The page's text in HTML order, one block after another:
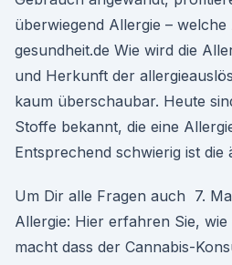
überwiegend Allergie – welche
gesundheit.de Wie wird die
und Herkunft der
kaum überschaubar. Heute
Stoffe bekannt, die eine
Entsprechend schwierig ist die
Um Dir alle Fragen auch 7.
Allergie: Hier erfahren Sie,
macht dass der Cannabis-